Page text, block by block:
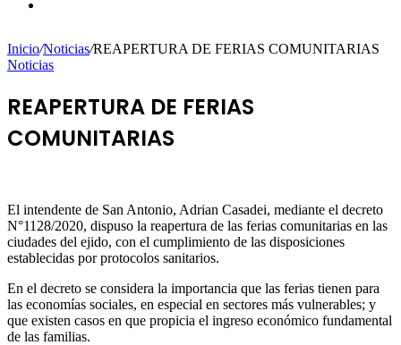
por
Inicio/Noticias/REAPERTURA DE FERIAS COMUNITARIAS
Noticias
REAPERTURA DE FERIAS
COMUNITARIAS
El intendente de San Antonio, Adrian Casadei, mediante el decreto
N°1128/2020, dispuso la reapertura de las ferias comunitarias en las
ciudades del ejido, con el cumplimiento de las disposiciones
establecidas por protocolos sanitarios.
En el decreto se considera la importancia que las ferias tienen para
las economías sociales, en especial en sectores más vulnerables; y
que existen casos en que propicia el ingreso económico fundamental
de las familias.